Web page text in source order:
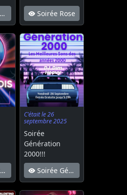
Soirée Rose
C'était le 26
septembre 2025
Soirée
Génération
2000!!!
Soirée Génération 2000!!!